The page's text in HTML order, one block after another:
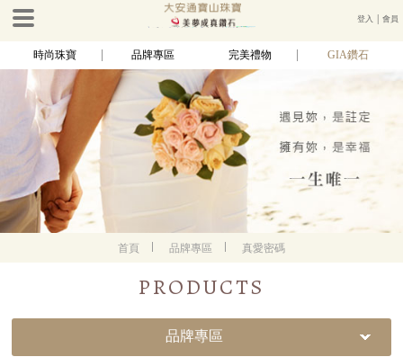
登入 │會員
時尚珠寶 品牌專區 完美禮物 GIA鑽石
首頁 品牌專區 真愛密碼
PRODUCTS
品牌專區